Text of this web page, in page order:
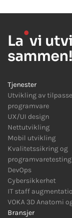
La●vi
sammen!
Tjenester
Utvikling av
programvare
UX/UI design
Nettutvikling
Mobil utvikling
Kvalitetssikring og
programvaretesting
DevOps
Cybersikkerhet
IT staff
VOKA 3D Anatomi
Bransjer